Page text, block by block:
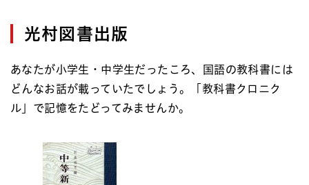
光村図書出版
あなたが小学生・中学生だったころ、国語の教科書には
どんなお話が載っていたでしょう。「教科書クロニク
ル」で記憶をたどってみませんか。